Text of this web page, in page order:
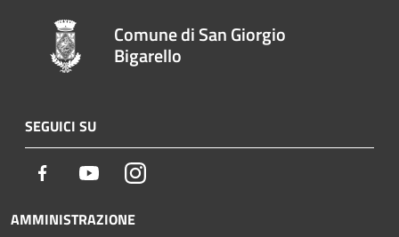
Comune di San Giorgio
Bigarello
SEGUICI SU
Facebook YoutubeInstagram
AMMINISTRAZIONE